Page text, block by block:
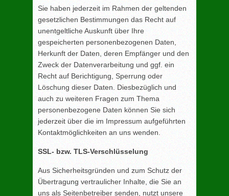
Sie haben jederzeit im Rahmen der geltenden
gesetzlichen Bestimmungen das Recht auf
unentgeltliche Auskunft über Ihre
gespeicherten personenbezogenen Daten,
Herkunft der Daten, deren Empfänger und den
Zweck der Datenverarbeitung und ggf. ein
Recht auf Berichtigung, Sperrung oder
Löschung dieser Daten. Diesbezüglich und
auch zu weiteren Fragen zum Thema
personenbezogene Daten können Sie sich
jederzeit über die im Impressum aufgeführten
Kontaktmöglichkeiten an uns wenden.
SSL- bzw. TLS-Verschlüsselung
Aus Sicherheitsgründen und zum Schutz der
Übertragung vertraulicher Inhalte, die Sie an
uns als Seitenbetreiber senden, nutzt unsere